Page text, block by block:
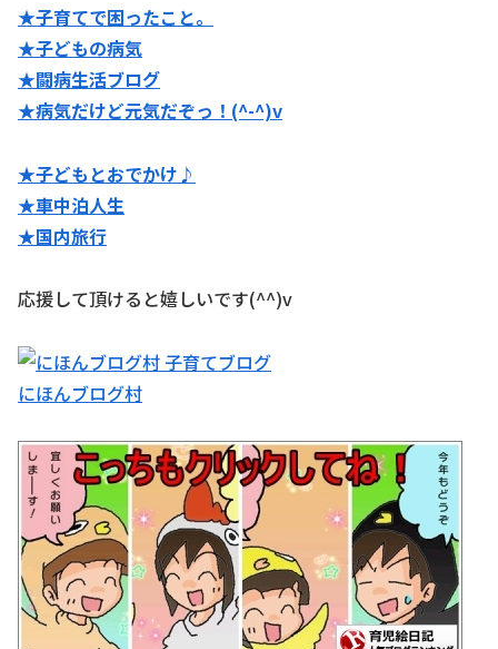
★子育てで困ったこと。
★子どもの病気
★闘病生活ブログ
★病気だけど元気だぞっ！(^-^)v
★子どもとおでかけ♪
★車中泊人生
★国内旅行
応援して頂けると嬉しいです(^^)v
にほんブログ村